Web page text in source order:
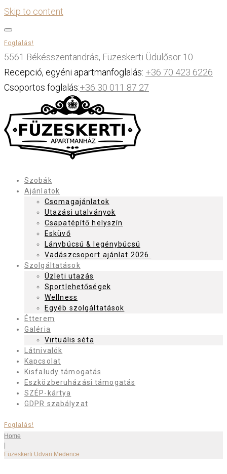
Skip to content
Foglalás!
5561 Békésszentandrás, Füzeskerti Üdülősor 10.
Recepció, egyéni apartmanfoglalás: +36 70 423 6226
Csoportos foglalás:+36 30 011 87 27
Szobák
Ajánlatok
Csomagajánlatok
Utazási utalványok
Csapatépítő helyszín
Esküvő
Lánybúcsú & legénybúcsú
Vadászcsoport ajánlat 2026.
Szolgáltatások
Üzleti utazás
Sportlehetőségek
Wellness
Egyéb szolgáltatások
Étterem
Galéria
Virtuális séta
Látnivalók
Kapcsolat
Kisfaludy támogatás
Eszközberuházási támogatás
SZÉP-kártya
GDPR szabályzat
Foglalás!
Home
Füzeskerti Udvari Medence